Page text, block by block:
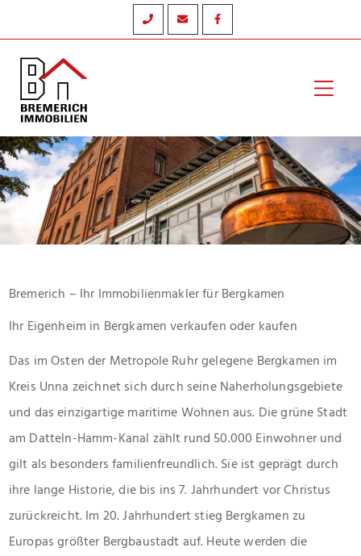
Inhalt
springen
Bremerich – Ihr Immobilienmakler für Bergkamen
Ihr Eigenheim in Bergkamen verkaufen oder kaufen
Das im Osten der Metropole Ruhr gelegene Bergkamen im
Kreis Unna zeichnet sich durch seine Naherholungsgebiete
und das einzigartige maritime Wohnen aus. Die grüne Stadt
am Datteln-Hamm-Kanal zählt rund 50.000 Einwohner und
gilt als besonders familienfreundlich. Sie ist geprägt durch
ihre lange Historie, die bis ins 7. Jahrhundert vor Christus
zurückreicht. Im 20. Jahrhundert stieg Bergkamen zu
Europas größter Bergbaustadt auf. Heute werden die